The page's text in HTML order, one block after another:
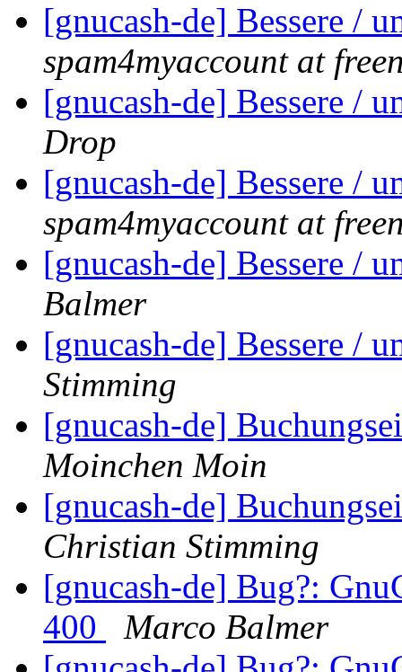
[gnucash-de] Bessere /
spam4myaccount at
[gnucash-de] Bessere /
Drop
[gnucash-de] Bessere /
spam4myaccount at
[gnucash-de] Bessere /
Balmer
[gnucash-de] Bessere /
Stimming
[gnucash-de]
Moinchen Moin
[gnucash-de]
Christian Stimming
[gnucash-de] Bug?:
400
Marco Balmer